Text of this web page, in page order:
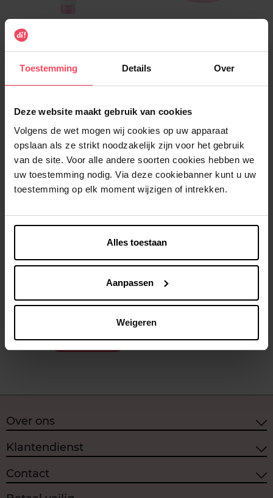
Toestemming Details Over
Deze website maakt gebruik van cookies
Volgens de wet mogen wij cookies op uw apparaat
opslaan als ze strikt noodzakelijk zijn voor het gebruik
van de site. Voor alle andere soorten cookies hebben we
uw toestemming nodig. Via deze cookiebanner kunt u uw
toestemming op elk moment wijzigen of intrekken.
Alles toestaan
Aanpassen
Weigeren
Clean It Zero Foam Cleanser
€ 15,99 In winkelmandje
Clean It Zero Original
Cleansing Balm
€ 24,99 In winkelmandje
Clean It Zero Pore Clarifying
€ 24,99 In winkelmandje
Over ons
Klantendienst
Contact